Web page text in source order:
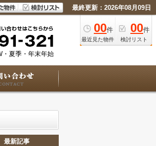
最終更新：2026年08月09日
00件
最近見た物件
00件
検討リスト
・夏季・年末年始
最新記事